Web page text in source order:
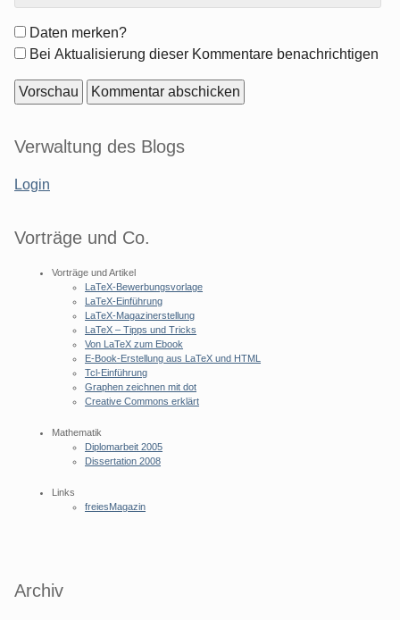
Formular-
Optionen
Daten merken?
Bei Aktualisierung dieser Kommentare benachrichtigen
Seitenleiste
Verwaltung des Blogs
Login
Vorträge und Co.
Vorträge und Artikel
LaTeX-Bewerbungsvorlage
LaTeX-Einführung
LaTeX-Magazinerstellung
LaTeX – Tipps und Tricks
Von LaTeX zum Ebook
E-Book-Erstellung aus LaTeX und HTML
Tcl-Einführung
Graphen zeichnen mit dot
Creative Commons erklärt
Mathematik
Diplomarbeit 2005
Dissertation 2008
Links
freiesMagazin
Archiv